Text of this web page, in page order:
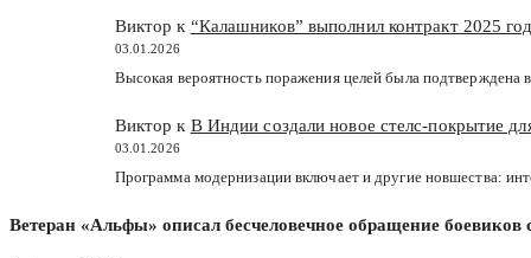
Виктор к “Калашников” выполнил контракт 2025
03.01.2026
Высокая вероятность поражения целей была
Виктор к В Индии создали новое стелс-покрытие
03.01.2026
Программа модернизации включает и другие новшества:
Ветеран «Альфы» описал бесчеловечное обращение